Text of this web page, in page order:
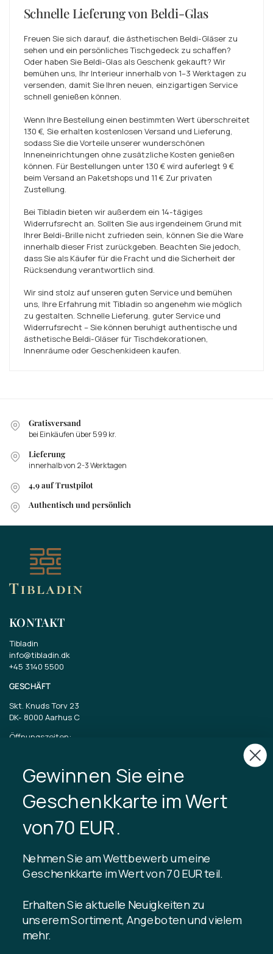
Schnelle Lieferung von Beldi-Glas
Freuen Sie sich darauf, die ästhetischen Beldi-Gläser zu
sehen und ein persönliches Tischgedeck zu schaffen?
Oder haben Sie Beldi-Glas als Geschenk gekauft? Wir
bemühen uns, Ihr Interieur innerhalb von 1–3 Werktagen zu
versenden, damit Sie Ihren neuen, einzigartigen Service
schnell genießen können.
Wenn Ihre Bestellung einen bestimmten Wert überschreitet
130 €, Sie erhalten kostenlosen Versand und Lieferung,
sodass Sie die Vorteile unserer wunderschönen
Inneneinrichtungen ohne zusätzliche Kosten genießen
können. Für Bestellungen unter 130 €wird auferlegt 9 €
beim Versand an Paketshops und 11 €Zur privaten
Zustellung.
Bei Tibladin bieten wir außerdem ein 14-tägiges
Widerrufsrecht an. Sollten Sie aus irgendeinem Grund mit
Ihrer Beldi-Brille nicht zufrieden sein, können Sie die Ware
innerhalb dieser Frist zurückgeben. Beachten Sie jedoch,
dass Sie als Käufer für die Fracht und die Sicherheit der
Rücksendung verantwortlich sind.
Wir sind stolz auf unseren guten Service und bemühen
uns, Ihre Erfahrung mit Tibladin so angenehm wie möglich
zu gestalten. Schnelle Lieferung, guter Service und
Widerrufsrecht – Sie können beruhigt authentische und
ästhetische Beldi-Gläser für Tischdekorationen,
Innenräume oder Geschenkideen kaufen.
Gratisversand
bei Einkäufen über 599 kr.
Lieferung
innerhalb von 2-3 Werktagen
4,9 auf Trustpilot
Authentisch und persönlich
KONTAKT
Tibladin
info@tibladin.dk
+45 3140 5500
GESCHÄFT
Skt. Knuds Torv 23
DK- 8000 Aarhus C
Öffnungszeiten:
CVR: 40875743
TIBLADIN
Über Tibladin
Nachhaltige Produktion
Kundenclub registrieren
Kontaktiere uns
INFORMATION
Gewinnen Sie eine
Geschenkkarte im Wert
von70 EUR.
Nehmen Sie am Wettbewerb um eine
Geschenkkarte im Wert von 70 EUR teil.
Erhalten Sie aktuelle Neuigkeiten zu
unserem Sortiment, Angeboten und vielem
mehr.